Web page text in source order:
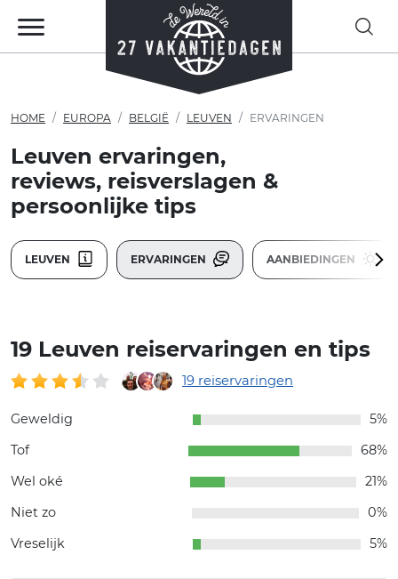
HOME EUROPA BELGIË LEUVEN ERVARINGEN
Leuven ervaringen,
reviews, reisverslagen &
persoonlijke tips
LEUVEN ERVARINGEN AANBIEDINGEN
19 Leuven reiservaringen en tips
19 reiservaringen
Geweldig
5%
Tof
68%
Wel oké
21%
Niet zo
0%
Vreselijk
5%